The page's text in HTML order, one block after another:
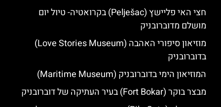
חצי האי פליישץ (Pelješac) בקרואטיה- טיול יום
מושלם מדוברובניק
מוזיאון סיפורי האהבה (Love Stories Museum)
בדוברובניק
המוזיאון הימי בדוברובניק (Maritime Museum)
מבצר בוקר (Fort Bokar) בעיר העתיקה של דוברובניק